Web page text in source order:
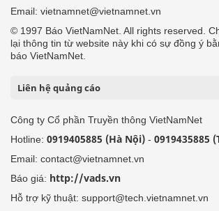
Email: vietnamnet@vietnamnet.vn
© 1997 Báo VietNamNet. All rights reserved.
lại thông tin từ website này khi có sự đồng ý
báo VietNamNet.
Liên hệ quảng cáo
Công ty Cổ phần Truyền thông VietNamNet
Hotline: 0919405885 (Hà Nội) - 0919435885
Email: contact@vietnamnet.vn
Báo giá: http://vads.vn
Hỗ trợ kỹ thuật: support@tech.vietnamnet.vn